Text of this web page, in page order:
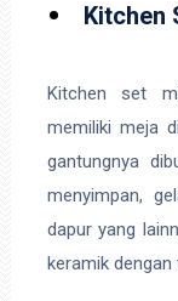
Kitchen
Kitchen set
memiliki meja
gantungnya
menyimpan,
dapur yang
keramik